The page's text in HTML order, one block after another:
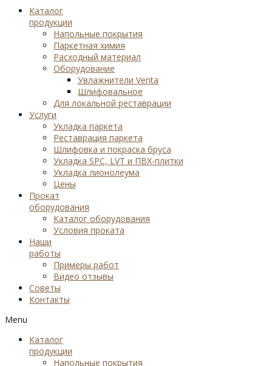
Каталог
продукции
Напольные покрытия
Паркетная химия
Расходный материал
Оборудование
Увлажнители Venta
Шлифовальное
Для локальной реставрации
Услуги
Укладка паркета
Реставрация паркета
Шлифовка и покраска бруса
Укладка SPC, LVT и ПВХ-плитки
Укладка лионолеума
Цены
Прокат
оборудования
Каталог оборудования
Условия проката
Наши
работы
Примеры работ
Видео отзывы
Советы
Контакты
Menu
Каталог
продукции
Напольные покрытия